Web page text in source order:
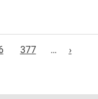
377 … ›